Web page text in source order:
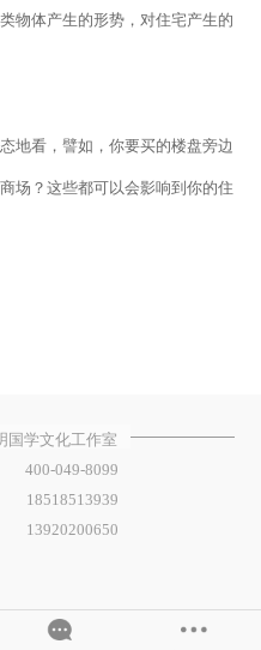
物体产生的形势，对住宅产生的
地看，譬如，你要买的楼盘旁边
场？这些都可以会影响到你的住
国学文化工作室
400-049-8099
18518513939
13920200650